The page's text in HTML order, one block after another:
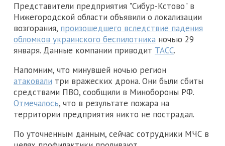
Представители предприятия "Сибур-Кстово" в
Нижегородской области объявили о локализации
возгорания, произошедшего вследствие падения
обломков украинского беспилотника ночью 29
января. Данные компании приводит ТАСС.
Напомним, что минувшей ночью регион
атаковали три вражеских дрона. Они были сбиты
средствами ПВО, сообщили в Минобороны РФ.
Отмечалось, что в результате пожара на
территории предприятия никто не пострадал.
По уточненным данным, сейчас сотрудники МЧС в